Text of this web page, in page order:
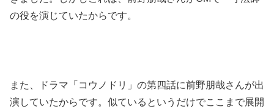
の役を演じていたからです。
また、ドラマ「コウノドリ」の第四話に前野朋哉さんが出
演していたからです。似ているというだけでここまで展開